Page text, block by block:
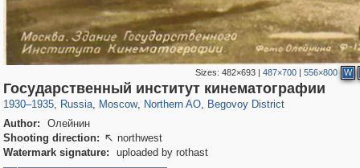
Sizes: 482×693| 487×700| 556×800 W
Государственный институт кинематографии
1930–1935, Russia
1,407,232 29,248
, Moscow
319,878 8,286
, Northern AO
22,544 598
, Begovoy District
2,826 103
Author:
Олейнин
Shooting direction:  northwest
Watermark signature:
uploaded by rothast